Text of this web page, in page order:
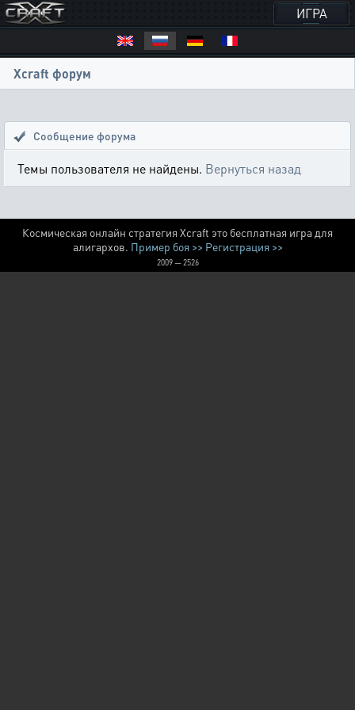
ИГРА
Xcraft форум
Сообщение форума
Темы пользователя не найдены. Вернуться назад
Космическая онлайн стратегия Xcraft это бесплатная игра для
алигархов. Пример боя >> Регистрация >>
2009 — 2526